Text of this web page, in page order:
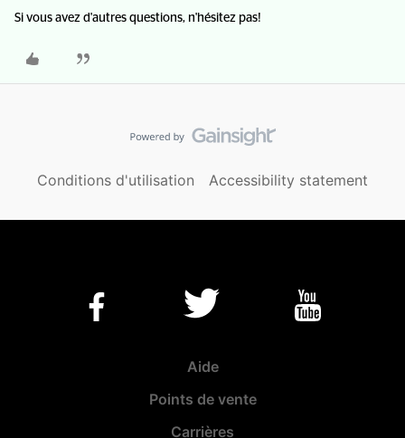
Si vous avez d'autres questions, n'hésitez pas!
Conditions d'utilisation Accessibility statement
Aide
Points de vente
Carrières